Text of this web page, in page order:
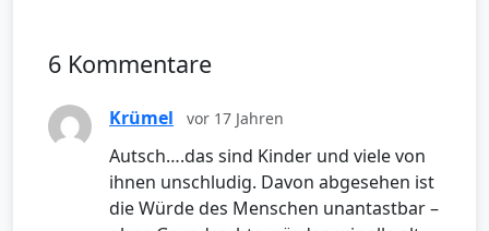
6 Kommentare
Krümel vor 17 Jahren
Autsch….das sind Kinder und viele von
ihnen unschludig. Davon abgesehen ist
die Würde des Menschen unantastbar –